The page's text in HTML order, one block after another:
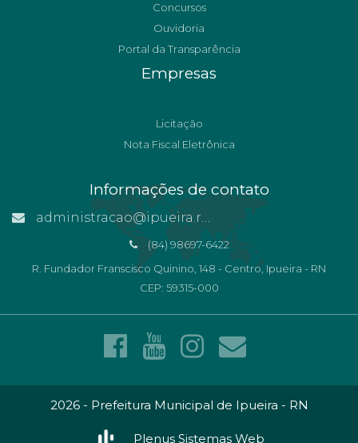
Concursos
Ouvidoria
Portal da Transparência
Empresas
Licitação
Nota Fiscal Eletrônica
Informações de contato
administracao@ipueira.rn.gov.br
(84) 98697-6422
R. Fundador Franscisco Quinino, 148 - Centro, Ipueira - RN
CEP: 59315-000
2026 - Prefeitura Municipal de Ipueira - RN
Plenus Sistemas Web